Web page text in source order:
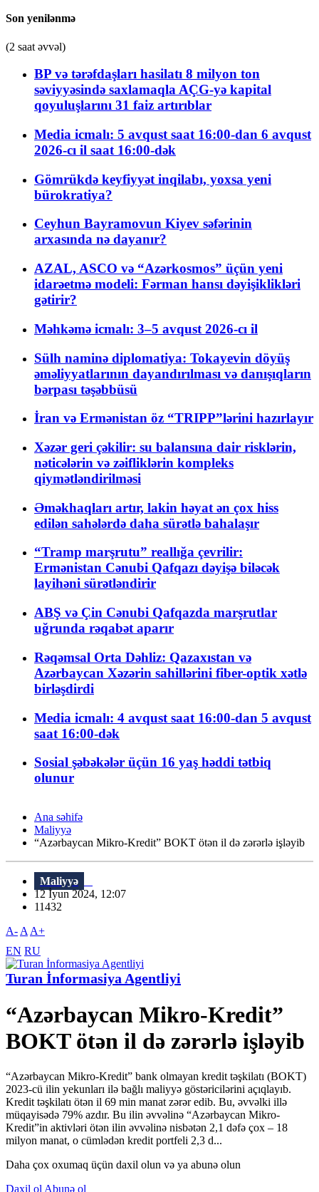
Son yenilənmə
(2 saat əvvəl)
BP və tərəfdaşları hasilatı 8 milyon ton
səviyyəsində saxlamaqla AÇG-yə kapital
qoyuluşlarını 31 faiz artırıblar
Media icmalı: 5 avqust saat 16:00-dan 6 avqust
2026-cı il saat 16:00-dək
Gömrükdə keyfiyyət inqilabı, yoxsa yeni
bürokratiya?
Ceyhun Bayramovun Kiyev səfərinin
arxasında nə dayanır?
AZAL, ASCO və “Azərkosmos” üçün yeni
idarəetmə modeli: Fərman hansı dəyişiklikləri
gətirir?
Məhkəmə icmalı: 3–5 avqust 2026-cı il
Sülh naminə diplomatiya: Tokayevin döyüş
əməliyyatlarının dayandırılması və danışıqların
bərpası təşəbbüsü
İran və Ermənistan öz “TRIPP”lərini hazırlayır
Xəzər geri çəkilir: su balansına dair risklərin,
nəticələrin və zəifliklərin kompleks
qiymətləndirilməsi
Əməkhaqları artır, lakin həyat ən çox hiss
edilən sahələrdə daha sürətlə bahalaşır
“Tramp marşrutu” reallığa çevrilir:
Ermənistan Cənubi Qafqazı dəyişə biləcək
layihəni sürətləndirir
ABŞ və Çin Cənubi Qafqazda marşrutlar
uğrunda rəqabət aparır
Rəqəmsal Orta Dəhliz: Qazaxıstan və
Azərbaycan Xəzərin sahillərini fiber-optik xətlə
birləşdirdi
Media icmalı: 4 avqust saat 16:00-dan 5 avqust
saat 16:00-dək
Sosial şəbəkələr üçün 16 yaş həddi tətbiq
olunur
Ana səhifə
Maliyyə
“Azərbaycan Mikro-Kredit” BOKT ötən il də zərərlə işləyib
Maliyyə
12 İyun 2024, 12:07
11432
A- A A+
EN RU
Turan İnformasiya Agentliyi
“Azərbaycan Mikro-Kredit”
BOKT ötən il də zərərlə işləyib
“Azərbaycan Mikro-Kredit” bank olmayan kredit təşkilatı (BOKT)
2023-cü ilin yekunları ilə bağlı maliyyə göstəricilərini açıqlayıb.
Kredit təşkilatı ötən il 69 min manat zərər edib. Bu, əvvəlki illə
müqayisədə 79% azdır. Bu ilin əvvəlinə “Azərbaycan Mikro-
Kredit”in aktivləri ötən ilin əvvəlinə nisbətən 2,1 dəfə çox – 18
milyon manat, o cümlədən kredit portfeli 2,3 d...
Daha çox oxumaq üçün daxil olun və ya abunə olun
Daxil ol Abunə ol